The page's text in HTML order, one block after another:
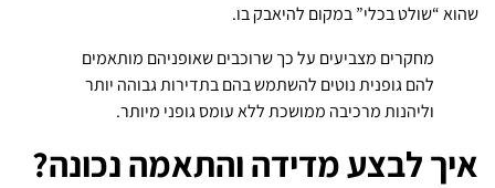
שהוא “שולט בכלי” במקום להיאבק בו.
מחקרים מצביעים על כך שרוכבים שאופניהם מותאמים
להם גופנית נוטים להשתמש בהם בתדירות גבוהה יותר
וליהנות מרכיבה ממושכת ללא עומס גופני מיותר.
איך לבצע מדידה והתאמה נכונה?